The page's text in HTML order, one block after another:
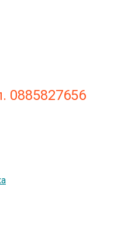
0885827656